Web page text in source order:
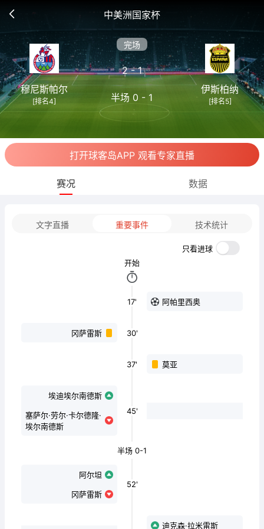
中美洲国家杯
穆尼斯帕尔
[排名4]
完场
2 - 1
半场 0 - 1
伊斯柏纳
[排名5]
打开球客岛APP 观看专家直播
赛况 数据
文字直播 重要事件 技术统计
只看进球
开始
17' 阿帕里西奥
冈萨雷斯 30'
37' 莫亚
埃迪埃尔南德斯
塞萨尔·劳尔·卡尔德隆·
埃尔南德斯
45'
半场 0-1
阿尔坦
冈萨雷斯
52'
迪克森·拉米雷斯